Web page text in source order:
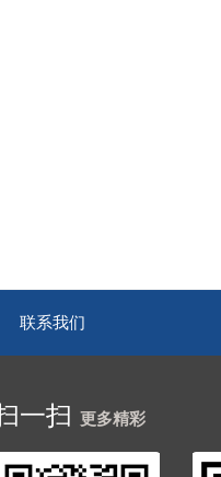
联系我们
一扫 更多精彩